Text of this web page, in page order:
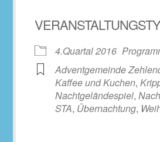
4.Quartal 2016
Adventgemeinde
Kaffee und Kuchen,
Nachtgeländespiel,
STA, Übernachtung,